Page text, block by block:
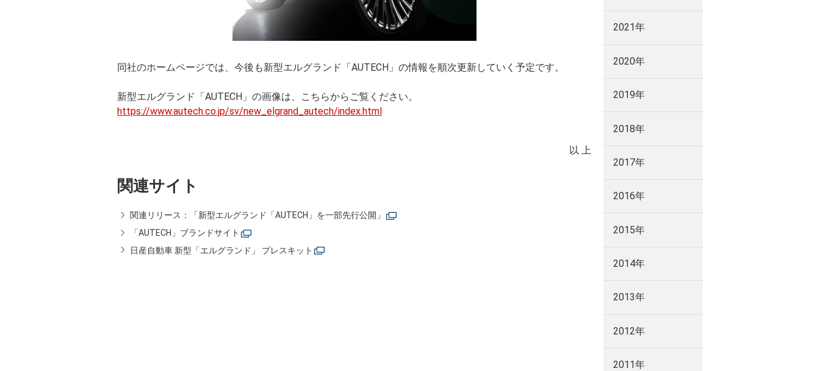
同社のホームページでは、今後も新型エルグランド「AUTECH」の情報を順次更新していく予定です。
新型エルグランド「AUTECH」の画像は、こちらからご覧ください。
https://www.autech.co.jp/sv/new_elgrand_autech/index.html
以 上
関連サイト
関連リリース：「新型エルグランド「AUTECH」を一部先行公開」
「AUTECH」ブランドサイト
日産自動車 新型「エルグランド」 プレスキット
2021年
2020年
2019年
2018年
2017年
2016年
2015年
2014年
2013年
2012年
2011年